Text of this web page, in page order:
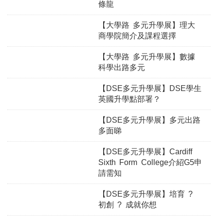
條龍
【大學路 多元升學展】理大
商學院簡介及課程選擇
【大學路 多元升學展】數據
科學出路多元
【DSE多元升學展】DSE學生
英國升學點部署？
【DSE多元升學展】多元出路
多面睇
【DSE多元升學展】Cardiff
Sixth Form College介紹G5申
請需知
【DSE多元升學展】培育 ?
初創 ? 成就你想